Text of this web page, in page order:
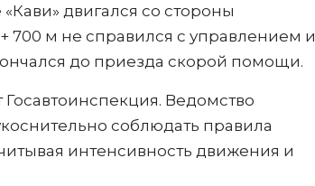
двигался со стороны
700 м не справился с управлением и
до приезда скорой помощи.
Ведомство
соблюдать правила
интенсивность движения и